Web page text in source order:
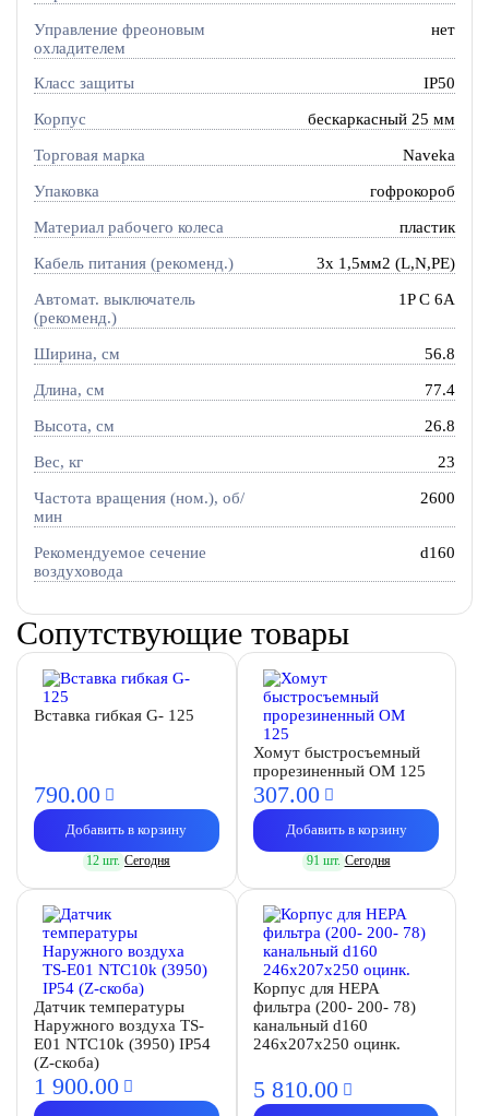
Управление фреоновым
охладителем
нет
Класс защиты IP50
Корпус бескаркасный 25 мм
Торговая марка Naveka
Упаковка гофрокороб
Материал рабочего колеса пластик
Кабель питания (рекоменд.) 3х 1,5мм2 (L,N,PE)
Автомат. выключатель
(рекоменд.)
1P C 6A
Ширина, см 56.8
Длина, см 77.4
Высота, см 26.8
Вес, кг 23
Частота вращения (ном.), об/
мин
2600
Рекомендуемое сечение
воздуховода
d160
Сопутствующие товары
Вставка гибкая G- 125
790.00
Добавить в корзину
12 шт. Сегодня
Хомут быстросъемный
прорезиненный OM 125
307.00
Добавить в корзину
91 шт. Сегодня
Датчик температуры
Наружного воздуха TS-
E01 NTC10k (3950) IP54
(Z-скоба)
1 900.00
Корпус для HEPA
фильтра (200- 200- 78)
канальный d160
246х207х250 оцинк.
5 810.00